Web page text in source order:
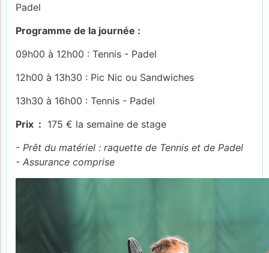
Padel
Programme de la journée :
09h00 à 12h00 : Tennis - Padel
12h00 à 13h30 : Pic Nic ou Sandwiches
13h30 à 16h00 : Tennis - Padel
Prix : 175 € la semaine de stage
- Prêt du matériel : raquette de Tennis et de Padel
- Assurance comprise